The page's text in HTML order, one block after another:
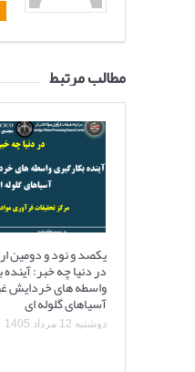
مطالب مرتبط
یکصد و نود و دومین
در دنیا چه خبر:
واسطه های خردایش
آسیاهای گلوله ای
دوشنبه 12 مرداد 1405